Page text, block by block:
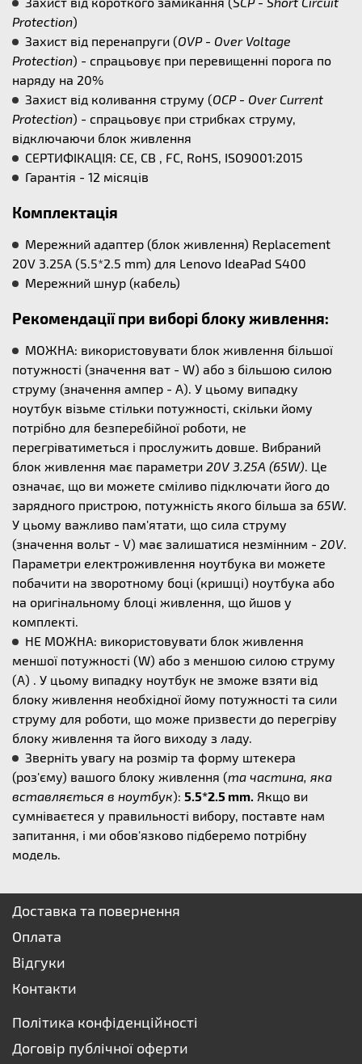
Protection)
Захист від перенапруги (OVP - Over Voltage
Protection) - спрацьовує при перевищенні порога по
наряду на 20%
Захист від коливання струму (OCP - Over Current
Protection) - спрацьовує при стрибках струму,
відключаючи блок живлення
СЕРТИФІКАЦІЯ: CE, CB , FC, RoHS, ISO9001:2015
Гарантія - 12 місяців
Комплектація
Мережний адаптер (блок живлення) Replacement
20V 3.25A (5.5*2.5 mm) для Lenovo IdeaPad S400
Мережний шнур (кабель)
Рекомендації при виборі блоку живлення:
МОЖНА: використовувати блок живлення більшої
потужності (значення ват - W) або з більшою силою
струму (значення ампер - А). У цьому випадку
ноутбук візьме стільки потужності, скільки йому
потрібно для безперебійної роботи, не
перегріватиметься і прослужить довше. Вибраний
блок живлення має параметри 20V 3.25A (65W). Це
означає, що ви можете сміливо підключати його до
зарядного пристрою, потужність якого більша за 65W.
У цьому важливо пам'ятати, що сила струму
(значення вольт - V) має залишатися незмінним - 20V.
Параметри електроживлення ноутбука ви можете
побачити на зворотному боці (кришці) ноутбука або
на оригінальному блоці живлення, що йшов у
комплекті.
НЕ МОЖНА: використовувати блок живлення
меншої потужності (W) або з меншою силою струму
(А) . У цьому випадку ноутбук не зможе взяти від
блоку живлення необхідної йому потужності та сили
струму для роботи, що може призвести до перегріву
блоку живлення та його виходу з ладу.
Зверніть увагу на розмір та форму штекера
(роз'єму) вашого блоку живлення (та частина, яка
вставляється в ноутбук): 5.5*2.5 mm. Якщо ви
сумніваєтеся у правильності вибору, поставте нам
запитання, і ми обов'язково підберемо потрібну
модель.
Доставка та повернення
Оплата
Відгуки
Контакти
Політика конфіденційності
Договір публічної оферти